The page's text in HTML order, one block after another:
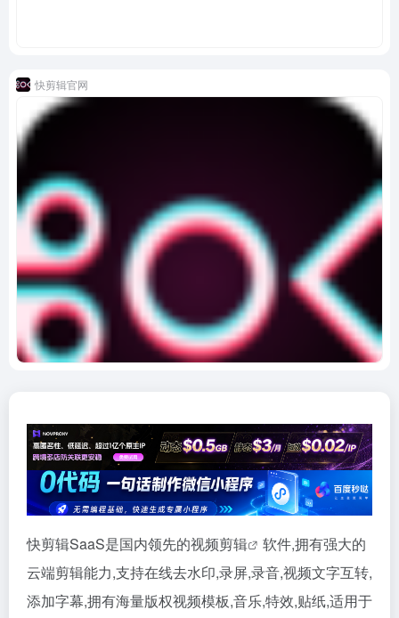
快剪辑官网
快剪辑SaaS是国内领先的视频剪辑
软件,拥有强大的
云端剪辑能力,支持在线去水印,录屏,录音,视频文字互转,
添加字幕,拥有海量版权视频模板,音乐,特效,贴纸,适用于